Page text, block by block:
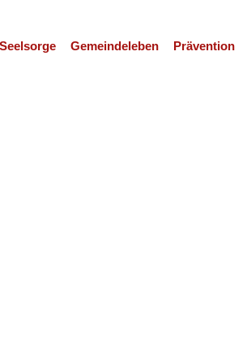
Seelsorge Gemeindeleben Prävention